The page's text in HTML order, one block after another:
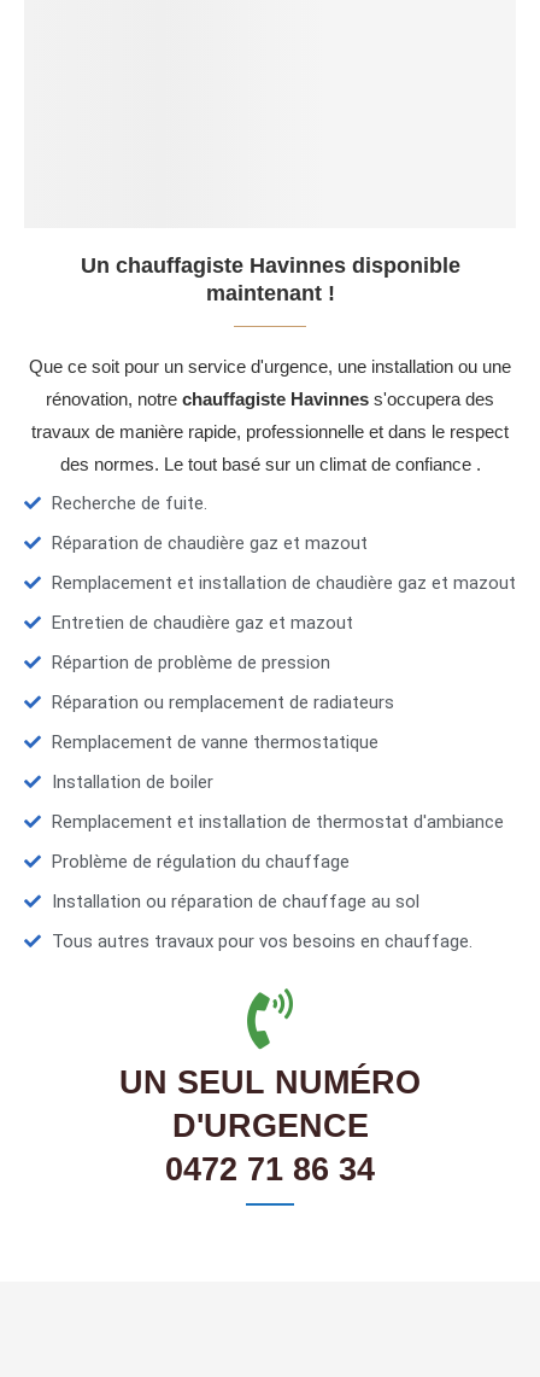
Un chauffagiste Havinnes disponible
maintenant !
Que ce soit pour un service d'urgence, une installation ou une
rénovation, notre chauffagiste Havinnes s'occupera des
travaux de manière rapide, professionnelle et dans le respect
des normes. Le tout basé sur un climat de confiance .
Recherche de fuite.
Réparation de chaudière gaz et mazout
Remplacement et installation de chaudière gaz et mazout
Entretien de chaudière gaz et mazout
Répartion de problème de pression
Réparation ou remplacement de radiateurs
Remplacement de vanne thermostatique
Installation de boiler
Remplacement et installation de thermostat d'ambiance
Problème de régulation du chauffage
Installation ou réparation de chauffage au sol
Tous autres travaux pour vos besoins en chauffage.
UN SEUL NUMÉRO
D'URGENCE
0472 71 86 34